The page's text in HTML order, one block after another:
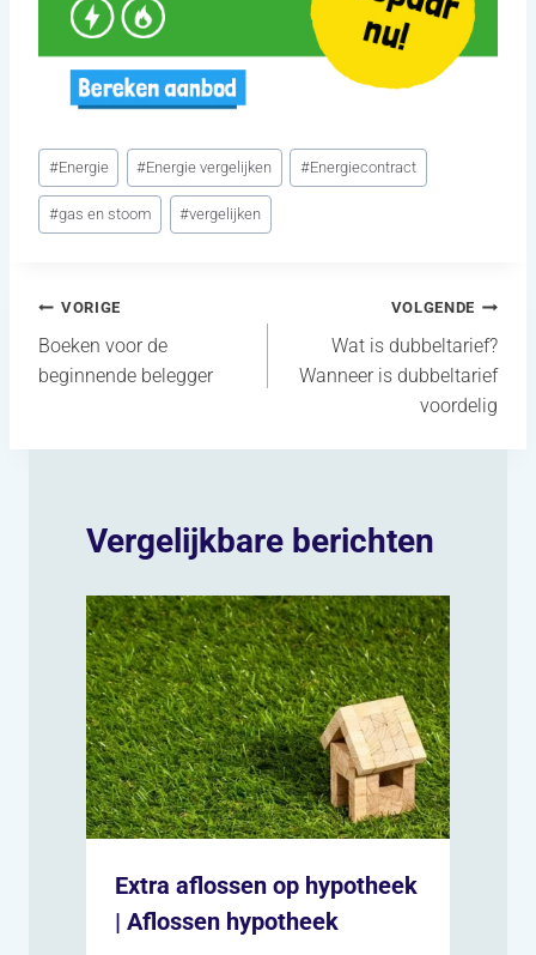
Bericht
tags:
#Energie #Energie vergelijken #Energiecontract
#gas en stoom #vergelijken
Bericht
navigatie
VORIGE
Boeken voor de
beginnende belegger
VOLGENDE
Wat is dubbeltarief?
Wanneer is dubbeltarief
voordelig
Vergelijkbare berichten
Extra aflossen op hypotheek
| Aflossen hypotheek